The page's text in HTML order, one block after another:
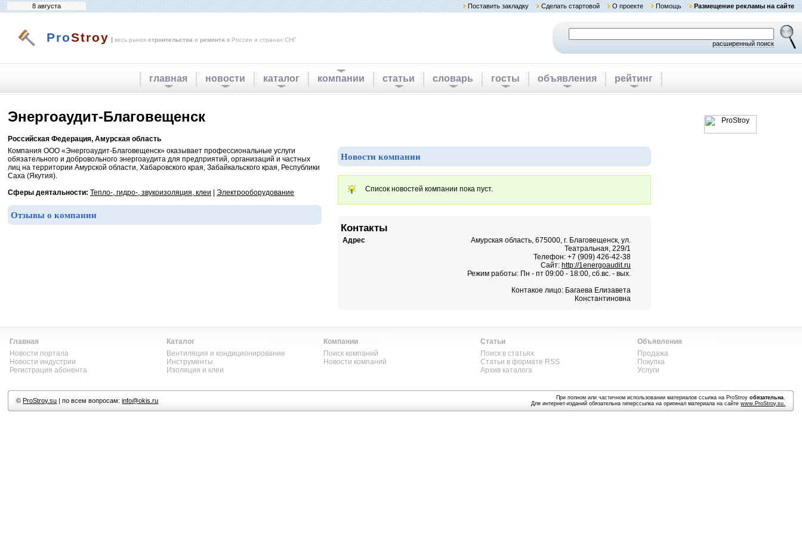
8 августа Поставить закладку Сделать стартовой О проекте Помощь Размещение рекламы на сайте
ProStroy | весь рынок строительства и ремонта в России и странах СНГ
расширенный поиск
главная новости каталог компании статьи словарь госты объявления рейтинг
Энергоаудит-Благовещенск
Российская Федерация, Амурская область
Компания ООО «Энергоаудит-Благовещенск» оказывает профессиональные услуги
обязательного и добровольного энергоаудита для предприятий, организаций и частных
лиц на территории Амурской области, Хабаровского края, Забайкальского края, Республики
Саха (Якутия).
Сферы деятальности: Тепло-, гидро-, звукоизоляция, клеи Электрооборудование
Отзывы о компании
Новости компании
Список новостей компании пока пуст.
Контакты
Адрес
Амурская область, 675000, г. Благовещенск, ул.
Театральная, 229/1
Телефон: +7 (909) 426-42-38
Сайт: http://1energoaudit.ru
Режим работы: Пн - пт 09:00 - 18:00, сб.вс. - вых.
Контакое лицо: Багаева Елизавета
Константиновна
Главная
Новости портала
Новости индустрии
Регистрация абонента
Каталог
Вентиляция и кондиционирование
Инструменты
Изоляция и клеи
Компании
Поиск компаний
Новости компаний
Статьи
Поиск в статьях
Статьи в формате RSS
Архив каталога
Объявления
Продажа
Покупка
Услуги
©ProStroy.su | по всем вопросам:info@okis.ru При полном или частичном использовании материалов ссылка на ProStroyобязательна.
Для интернет-изданий обязательна гиперссылка на оригинал материала на сайтеwww.ProStroy.su.